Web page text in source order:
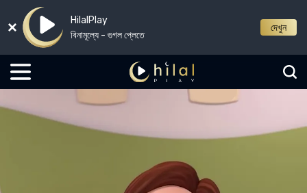
HilalPlay
বিনামূল্যে - গুগল প্লেতে
দেখুন